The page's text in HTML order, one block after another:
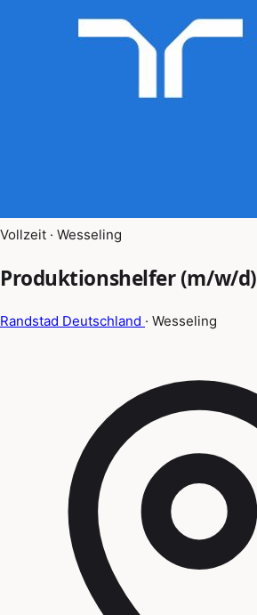
Vollzeit · Wesseling
Produktionshelfer (m/w/d)
Randstad Deutschland · Wesseling